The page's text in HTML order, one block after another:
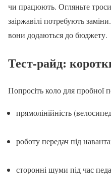
чи працюють. Огляньте
заіржавілі потребують
вони додаються до бюджету.
Тест-райд:
Попросіть коло для пробної
прямолінійність
роботу передач під
сторонні шуми під час